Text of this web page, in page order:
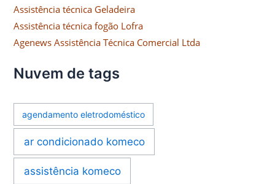
Assistência técnica Geladeira
Assistência técnica fogão Lofra
Agenews Assistência Técnica Comercial Ltda
Nuvem de tags
agendamento eletrodoméstico
ar condicionado komeco
assistência komeco